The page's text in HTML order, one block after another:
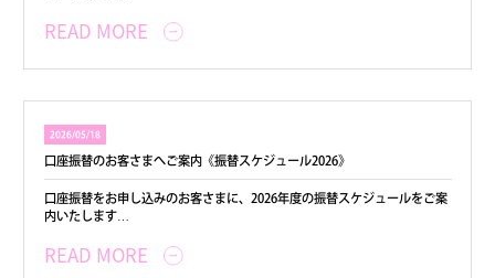
READ MORE
2026/05/18
口座振替のお客さまへご案内《振替スケジュール2026》
口座振替をお申し込みのお客さまに、2026年度の振替スケジュールをご案
内いたします…
READ MORE